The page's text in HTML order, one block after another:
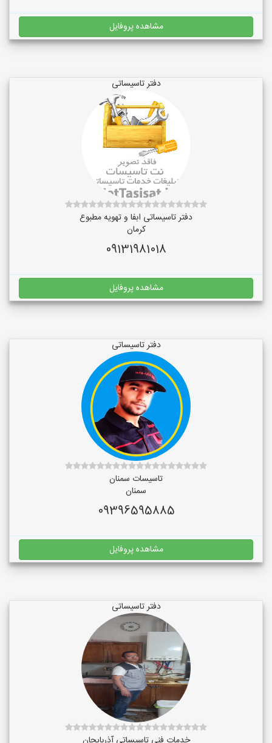
مشاهده پروفایل
دفتر تاسیساتی
دفتر تاسیساتی ابفا و تهویه مطبوع
کرمان
09131981018
مشاهده پروفایل
دفتر تاسیساتی
تاسیسات سمنان
سمنان
09396595885
مشاهده پروفایل
دفتر تاسیساتی